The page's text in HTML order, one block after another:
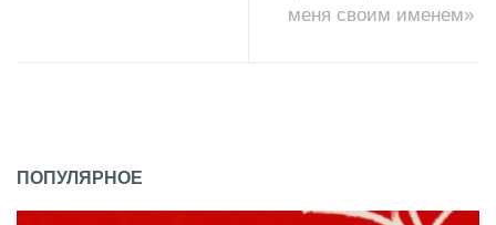
меня своим именем»
ПОПУЛЯРНОЕ